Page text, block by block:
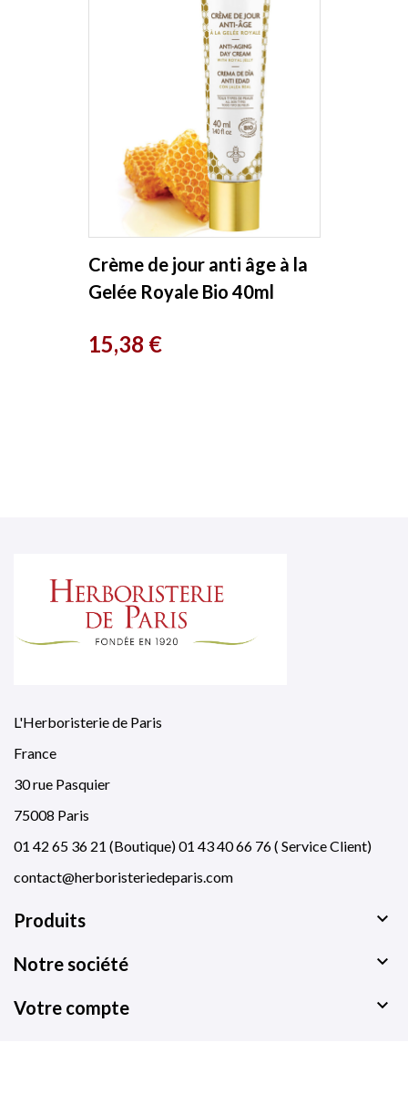
Crème de jour anti âge à la
Gelée Royale Bio 40ml
Prix
15,38 €
L'Herboristerie de Paris
France
30 rue Pasquier
75008 Paris
01 42 65 36 21 (Boutique) 01 43 40 66 76 ( Service Client)
contact@herboristeriedeparis.com
Produits 
Notre société 
Votre compte 